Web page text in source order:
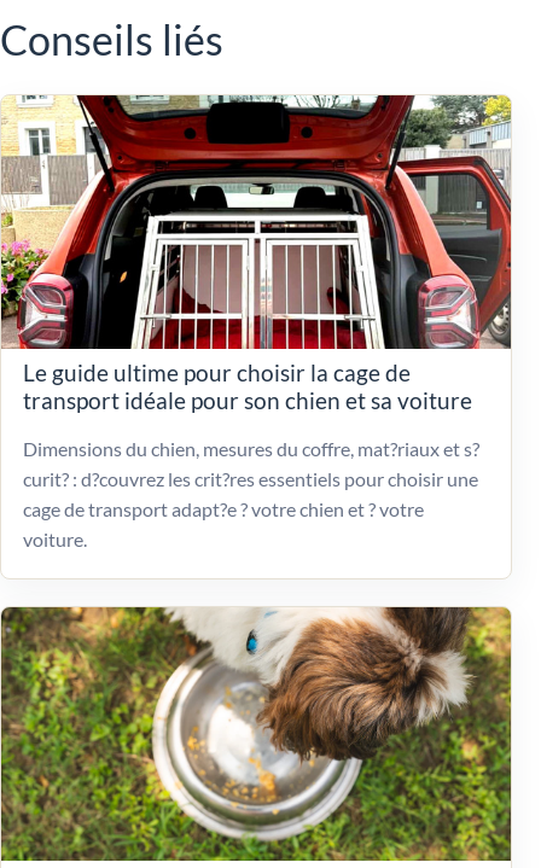
Conseils liés
Le guide ultime pour choisir la cage de
transport idéale pour son chien et sa voiture
Dimensions du chien, mesures du coffre, mat?riaux et s?
curit? : d?couvrez les crit?res essentiels pour choisir une
cage de transport adapt?e ? votre chien et ? votre
voiture.